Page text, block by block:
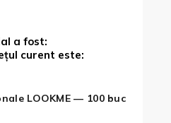
a fost:
curent este: